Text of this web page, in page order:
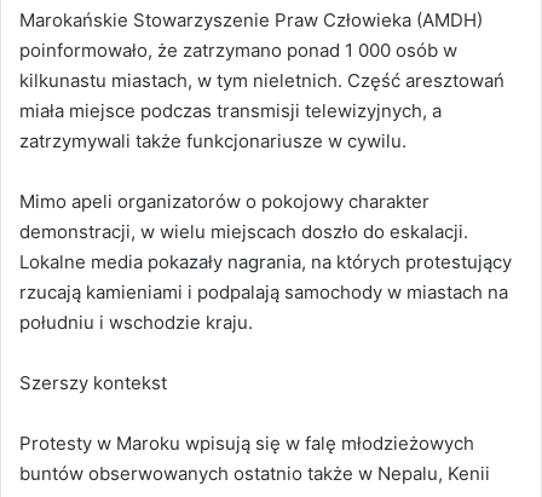
Marokańskie Stowarzyszenie Praw Człowieka (AMDH)
poinformowało, że zatrzymano ponad 1 000 osób w
kilkunastu miastach, w tym nieletnich. Część aresztowań
miała miejsce podczas transmisji telewizyjnych, a
zatrzymywali także funkcjonariusze w cywilu.
Mimo apeli organizatorów o pokojowy charakter
demonstracji, w wielu miejscach doszło do eskalacji.
Lokalne media pokazały nagrania, na których protestujący
rzucają kamieniami i podpalają samochody w miastach na
południu i wschodzie kraju.
Szerszy kontekst
Protesty w Maroku wpisują się w falę młodzieżowych
buntów obserwowanych ostatnio także w Nepalu, Kenii